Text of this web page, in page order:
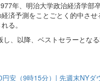
年、明治大学政治経済学
済予測をことごとく的中さ
る。
、以降、ベストセラーとな
安（9時15分）| 先週末NYダ